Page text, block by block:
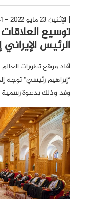
الإثنين 23 مايو 2022 - 19:41
توسيع
الرئيس
أفاد موقع تطورات
“إبراهيم رئيسي” توجه
وفد وذلك بدعوة